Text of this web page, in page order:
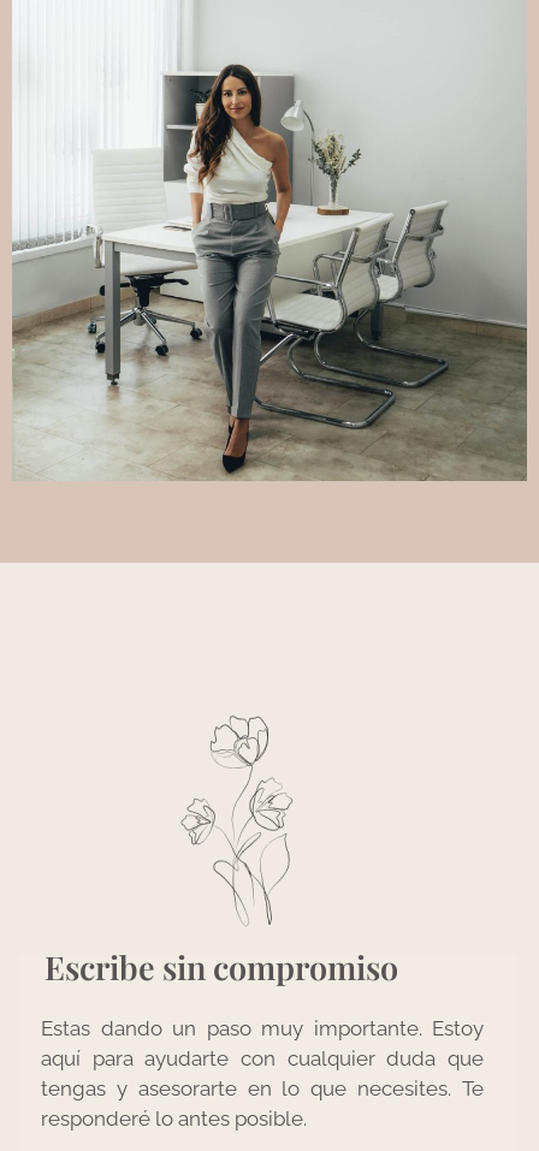
Escribe sin compromiso
Estas dando un paso muy importante. Estoy
aquí para ayudarte con cualquier duda que
tengas y asesorarte en lo que necesites. Te
responderé lo antes posible.